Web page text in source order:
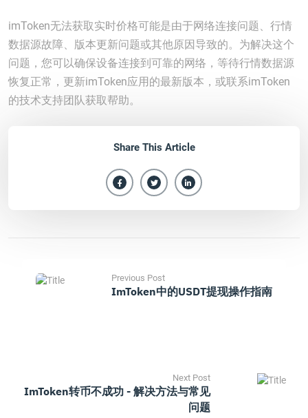
imToken无法获取实时价格可能是由于网络连接问题、行情
数据源故障、版本更新问题或其他原因导致的。为解决这个
问题，您可以确保设备连接到可靠的网络，等待行情数据源
恢复正常，更新imToken应用的最新版本，或联系imToken
的技术支持团队获取帮助。
Share This Article
Previous Post
ImToken中的USDT提现操作指南
Next Post
ImToken转币不成功 - 解决方法与常见
问题